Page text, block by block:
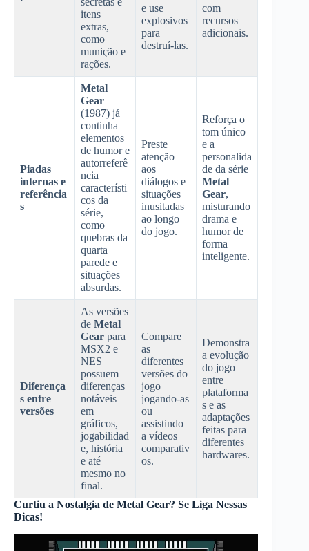
itens
extras,
como
munição e
rações.
e use
explosivos
para
destruí-las.
com
recursos
adicionais.
Piadas
internas e
referência
s
Metal
Gear
(1987) já
continha
elementos
de humor e
autorreferê
ncia
característi
cos da
série,
como
quebras da
quarta
parede e
situações
absurdas.
Preste
atenção
aos
diálogos e
situações
inusitadas
ao longo
do jogo.
Reforça o
tom único
e a
personalida
de da série
Metal
Gear,
misturando
drama e
humor de
forma
inteligente.
Diferença
s entre
versões
As versões
de Metal
Gear para
MSX2 e
NES
possuem
diferenças
notáveis
em
gráficos,
jogabilidad
e, história
e até
mesmo no
final.
Compare
as
diferentes
versões do
jogo
jogando-as
ou
assistindo
a vídeos
comparativ
os.
Demonstra
a evolução
do jogo
entre
plataforma
s e as
adaptações
feitas para
diferentes
hardwares.
Curtiu a Nostalgia de Metal Gear? Se Liga Nessas
Dicas!